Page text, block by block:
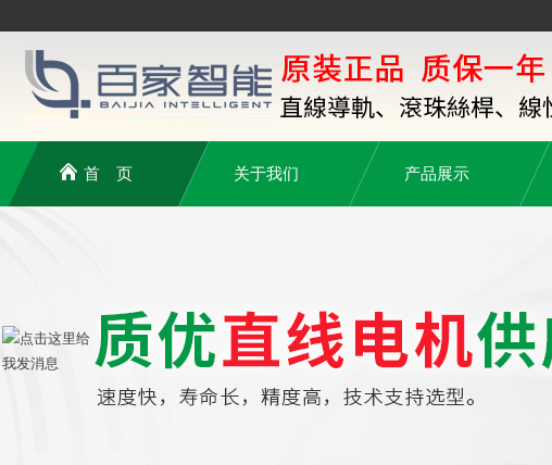
首 页 关于我们 产品展示